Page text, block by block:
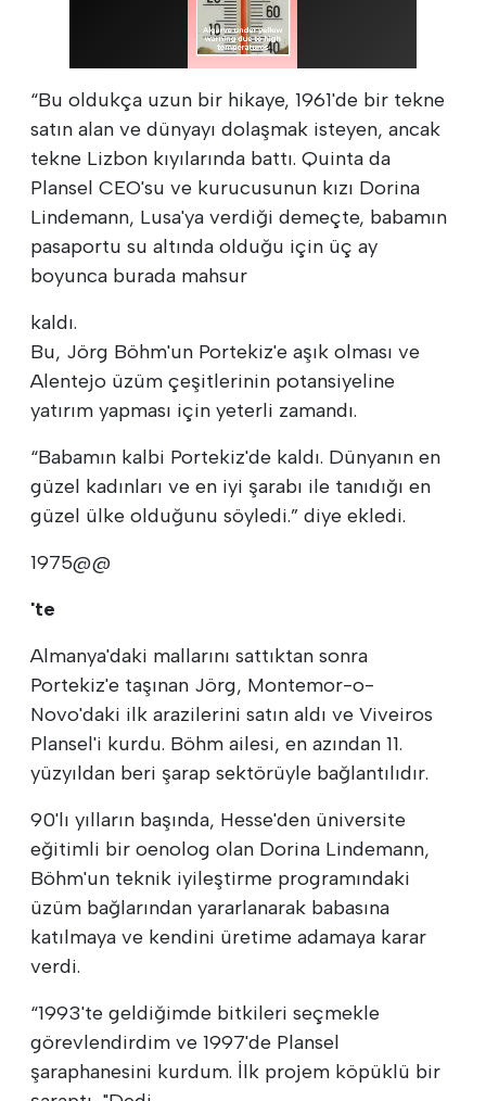
“Bu oldukça uzun bir hikaye, 1961'de bir tekne
satın alan ve dünyayı dolaşmak isteyen, ancak
tekne Lizbon kıyılarında battı. Quinta da
Plansel CEO'su ve kurucusunun kızı Dorina
Lindemann, Lusa'ya verdiği demeçte, babamın
pasaportu su altında olduğu için üç ay
boyunca burada mahsur
kaldı.
Bu, Jörg Böhm'un Portekiz'e aşık olması ve
Alentejo üzüm çeşitlerinin potansiyeline
yatırım yapması için yeterli zamandı.
“Babamın kalbi Portekiz'de kaldı. Dünyanın en
güzel kadınları ve en iyi şarabı ile tanıdığı en
güzel ülke olduğunu söyledi.” diye ekledi.
1975@@
'te
Almanya'daki mallarını sattıktan sonra
Portekiz'e taşınan Jörg, Montemor-o-
Novo'daki ilk arazilerini satın aldı ve Viveiros
Plansel'i kurdu. Böhm ailesi, en azından 11.
yüzyıldan beri şarap sektörüyle bağlantılıdır.
90'lı yılların başında, Hesse'den üniversite
eğitimli bir oenolog olan Dorina Lindemann,
Böhm'un teknik iyileştirme programındaki
üzüm bağlarından yararlanarak babasına
katılmaya ve kendini üretime adamaya karar
verdi.
“1993'te geldiğimde bitkileri seçmekle
görevlendirdim ve 1997'de Plansel
şaraphanesini kurdum. İlk projem köpüklü bir